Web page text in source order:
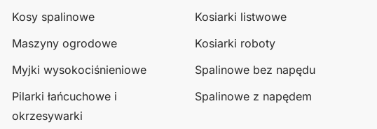
Kosy spalinowe
Maszyny ogrodowe
Myjki wysokociśnieniowe
Pilarki łańcuchowe i
okrzesywarki
Kosiarki listwowe
Kosiarki roboty
Spalinowe bez napędu
Spalinowe z napędem